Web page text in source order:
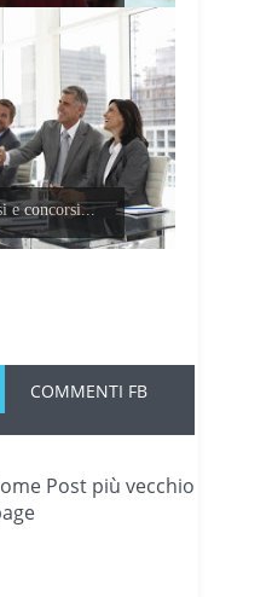
e concorsi...
COMMENTI FB
Post più vecchio